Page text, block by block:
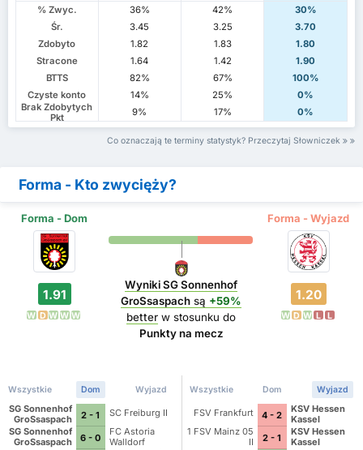
% Zwyc.
36% 42%
30%
Śr.
3.45 3.25
3.70
Zdobyto
1.82 1.83
1.80
Stracone
1.64 1.42
1.90
BTTS
82% 67%
100%
Czyste konto
14% 25%
0%
Brak Zdobytych
Pkt
9% 17% 0%
Co oznaczają te terminy statystyk? Przeczytaj Słowniczek
Forma - Kto zwycięży?
Forma - Dom Forma - Wyjazd
1.91
W D W W W
Wyniki SG Sonnenhof
GroSsaspach są +59%
better w stosunku do
Punkty na mecz
1.20
W D W L L
Wszystkie Dom Wyjazd
SG Sonnenhof
GroSsaspach
2 - 1
SC Freiburg II
SG Sonnenhof
GroSsaspach
6 - 0
FC Astoria
Walldorf
Wszystkie Dom Wyjazd
FSV Frankfurt 4 - 2
KSV Hessen
Kassel
1 FSV Mainz 05
II
2 - 1
KSV Hessen
Kassel